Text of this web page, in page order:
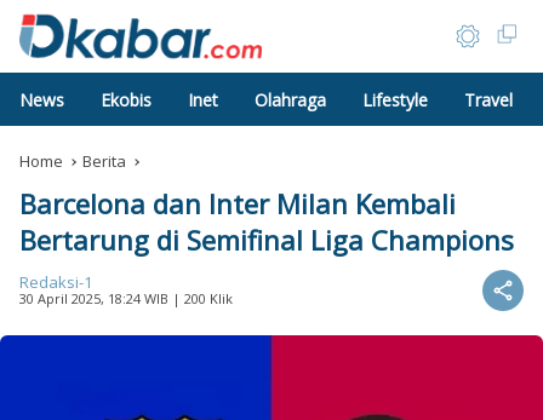
News Ekobis Inet Olahraga Lifestyle Travel
Home Berita
Barcelona dan Inter Milan Kembali
Bertarung di Semifinal Liga Champions
Redaksi-1
30 April 2025, 18:24 WIB | 200 Klik